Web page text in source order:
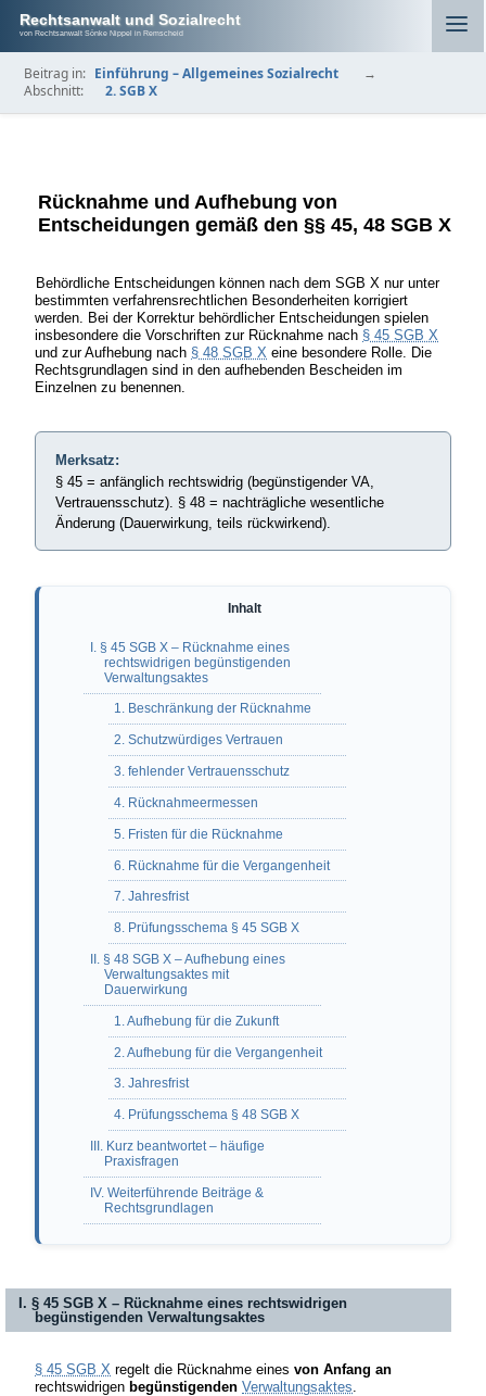
Rechtsanwalt und Sozialrecht
von Rechtsanwalt Sönke Nippel in Remscheid
Beitrag in: Einführung – Allgemeines Sozialrecht
→
Abschnitt:
2. SGB X
Rücknahme und Aufhebung von
Entscheidungen gemäß den §§ 45, 48 SGB X
Behördliche Entscheidungen können nach dem SGB X nur unter
bestimmten verfahrensrechtlichen Besonderheiten korrigiert
werden. Bei der Korrektur behördlicher Entscheidungen spielen
insbesondere die Vorschriften zur Rücknahme nach § 45 SGB X
und zur Aufhebung nach § 48 SGB X eine besondere Rolle. Die
Rechtsgrundlagen sind in den aufhebenden Bescheiden im
Einzelnen zu benennen.
Merksatz:
§ 45 = anfänglich rechtswidrig (begünstigender VA,
Vertrauensschutz). § 48 = nachträgliche wesentliche
Änderung (Dauerwirkung, teils rückwirkend).
I. § 45 SGB X – Rücknahme eines
rechtswidrigen begünstigenden
Verwaltungsaktes
1. Beschränkung der Rücknahme
2. Schutzwürdiges Vertrauen
3. fehlender Vertrauensschutz
4. Rücknahmeermessen
5. Fristen für die Rücknahme
6. Rücknahme für die Vergangenheit
7. Jahresfrist
8. Prüfungsschema § 45 SGB X
II. § 48 SGB X – Aufhebung eines
Verwaltungsaktes mit
Dauerwirkung
1. Aufhebung für die Zukunft
2. Aufhebung für die Vergangenheit
3. Jahresfrist
4. Prüfungsschema § 48 SGB X
III. Kurz beantwortet – häufige
Praxisfragen
IV. Weiterführende Beiträge &
Rechtsgrundlagen
I. § 45 SGB X – Rücknahme eines rechtswidrigen
begünstigenden Verwaltungsaktes
§ 45 SGB X regelt die Rücknahme eines von Anfang an
rechtswidrigen begünstigenden Verwaltungsaktes